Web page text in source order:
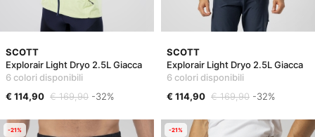
SCOTT
Explorair Light Dryo 2.5L Giacca
6 colori disponibili
€ 114,90 € 169,90 -32%
SCOTT
Explorair Light Dryo 2.5L Giacca
6 colori disponibili
€ 114,90 € 169,90 -32%
-21% -21%